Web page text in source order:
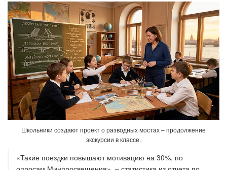
Школьники создают проект о разводных мостах – продолжение
экскурсии в классе.
«Такие поездки повышают мотивацию на 30%, по